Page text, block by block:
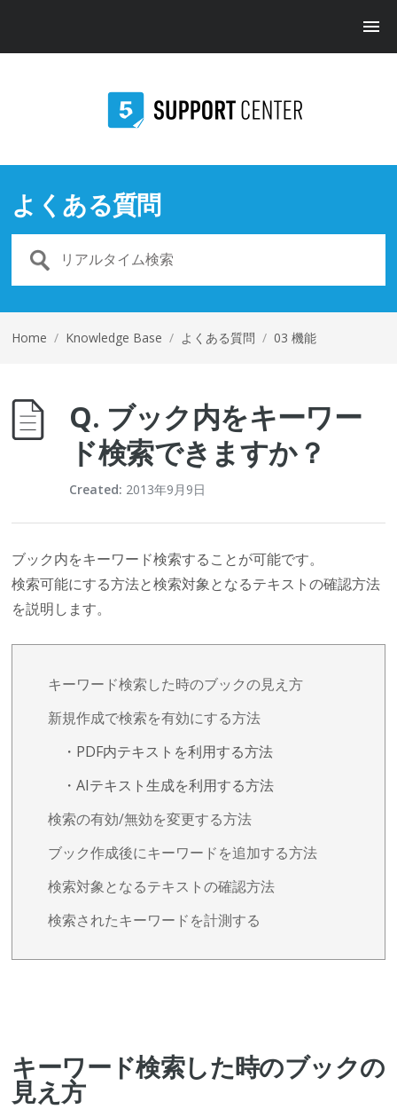
よくある質問
Home / Knowledge Base / よくある質問 / 03 機能
Q. ブック内をキーワー
ド検索できますか？
Created: 2013年9月9日
ブック内をキーワード検索することが可能です。
検索可能にする方法と検索対象となるテキストの確認方法
を説明します。
キーワード検索した時のブックの見え方
新規作成で検索を有効にする方法
・PDF内テキストを利用する方法
・AIテキスト生成を利用する方法
検索の有効/無効を変更する方法
ブック作成後にキーワードを追加する方法
検索対象となるテキストの確認方法
検索されたキーワードを計測する
キーワード検索した時のブックの
見え方